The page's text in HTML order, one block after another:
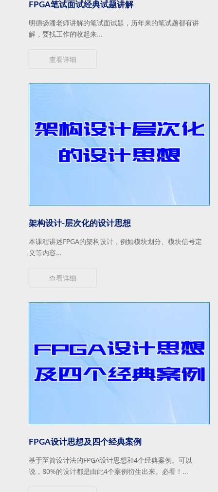
FPGA笔试面试经典试题讲解
明德扬潘老师讲解的笔试面试题，历年来的笔试题都有讲
解，要找工作的收起来...
查看详细
架构设计-层次化的设计思想
本课程讲述FPGA的架构设计，例如模块划分、模块信号定
义等内容...
查看详细
FPGA设计思想及四个经典案例
基于至简设计法的FPGA设计思想和4个经典案例。可以
说，80%的设计都是由此4个案例衍生出来。必看！...